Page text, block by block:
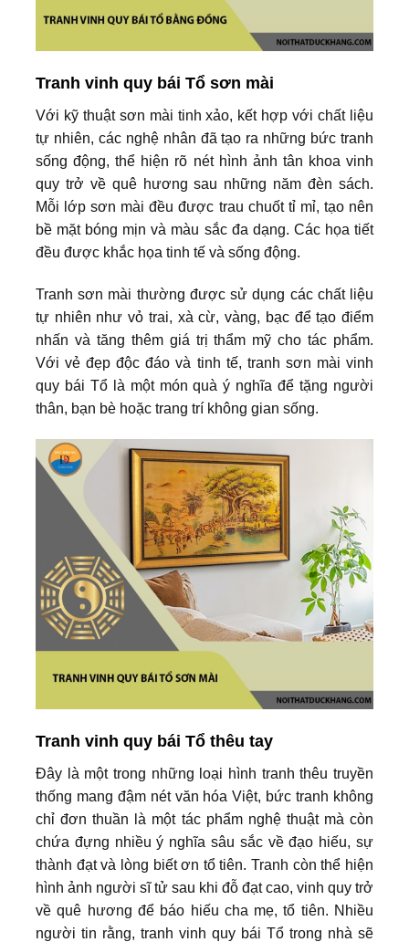
Tranh vinh quy bái Tổ sơn mài
Với kỹ thuật sơn mài tinh xảo, kết hợp với chất liệu
tự nhiên, các nghệ nhân đã tạo ra những bức tranh
sống động, thể hiện rõ nét hình ảnh tân khoa vinh
quy trở về quê hương sau những năm đèn sách.
Mỗi lớp sơn mài đều được trau chuốt tỉ mỉ, tạo nên
bề mặt bóng mịn và màu sắc đa dạng. Các họa tiết
đều được khắc họa tinh tế và sống động.
Tranh sơn mài thường được sử dụng các chất liệu
tự nhiên như vỏ trai, xà cừ, vàng, bạc để tạo điểm
nhấn và tăng thêm giá trị thẩm mỹ cho tác phẩm.
Với vẻ đẹp độc đáo và tinh tế, tranh sơn mài vinh
quy bái Tổ là một món quà ý nghĩa để tặng người
thân, bạn bè hoặc trang trí không gian sống.
Tranh vinh quy bái Tổ thêu tay
Đây là một trong những loại hình tranh thêu truyền
thống mang đậm nét văn hóa Việt, bức tranh không
chỉ đơn thuần là một tác phẩm nghệ thuật mà còn
chứa đựng nhiều ý nghĩa sâu sắc về đạo hiếu, sự
thành đạt và lòng biết ơn tổ tiên. Tranh còn thể hiện
hình ảnh người sĩ tử sau khi đỗ đạt cao, vinh quy trở
về quê hương để báo hiếu cha mẹ, tổ tiên. Nhiều
người tin rằng, tranh vinh quy bái Tổ trong nhà sẽ